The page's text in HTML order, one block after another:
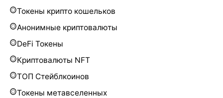
Токены крипто кошельков
Анонимные криптовалюты
DeFi Токены
Криптовалюты NFT
ТОП Стейблкоинов
Токены метавселенных